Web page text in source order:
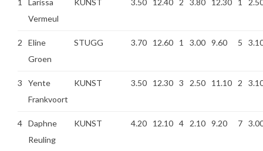
1
Larissa
Vermeul
KUNST 3.50 12.40 2 3.80 12.30 1
2
Eline
Groen
STUGG 3.70 12.60 1 3.00 9.60 5
3
Yente
Frankvoort
KUNST 3.50 12.30 3 2.50 11.10 2
4 Daphne
Reuling
KUNST 4.20 12.10 4 2.10 9.20 7